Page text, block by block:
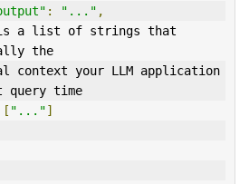
: "..." ,
a list of strings that
the
context your LLM application
time
[ "..."]